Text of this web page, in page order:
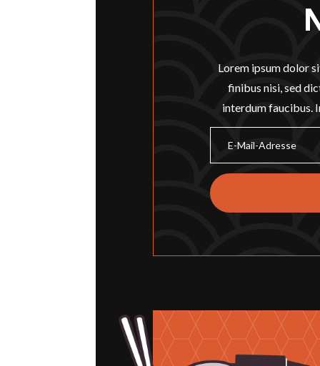
Lorem ipsum dolor
finibus nisi, sed
interdum faucibus.